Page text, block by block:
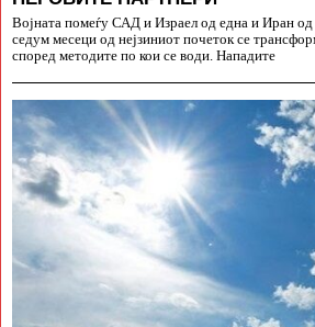
Војната помеѓу САД и Израел од една и Иран од
седум месеци од нејзиниот почеток се
според методите по кои се води. Нападите